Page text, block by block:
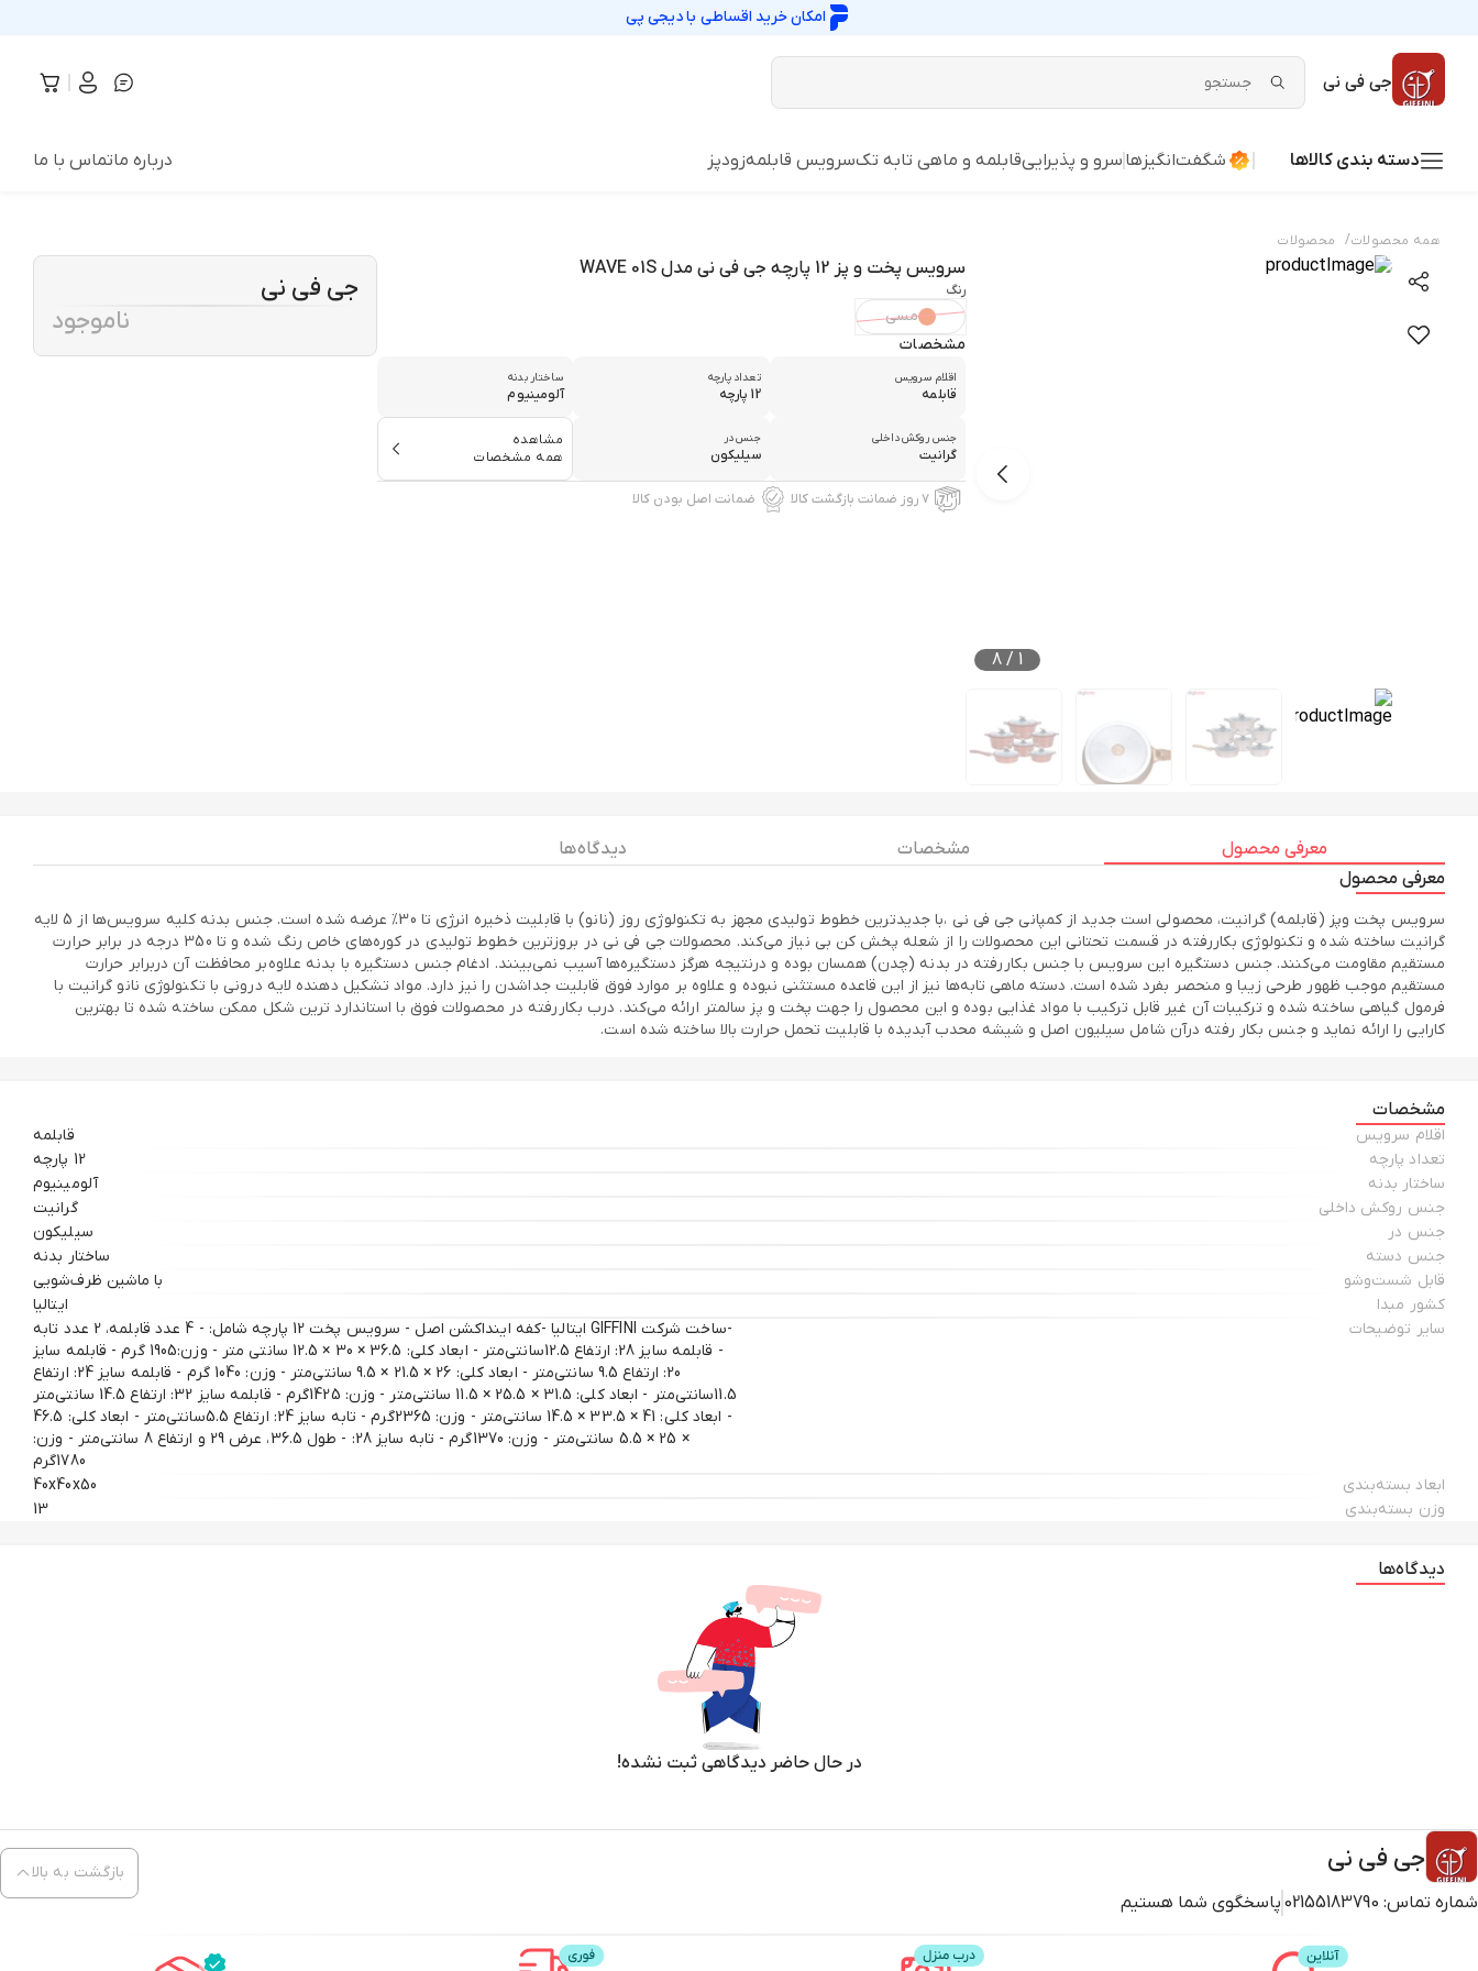
امکان خرید اقساطی بادیجی پی
جی فی نی
دسته بندی کالاها شگفت‌انگیزها سرو و پذیراییقابلمه و ماهی تابه تکسرویس قابلمهزودپز درباره ماتماس با ما
همه محصولات/ محصولات
1
/
8
سرویس پخت و پز 12 پارچه جی فی نی مدل WAVE 01S
رنگ
مسی
مشخصات
اقلام سرویس
قابلمه
تعداد پارچه
12 پارچه
ساختار بدنه
آلومینیوم
جنس روکش داخلی
گرانیت
جنس در
سیلیکون
مشاهده
همه مشخصات
۷ روز ضمانت بازگشت کالا ضمانت اصل بودن کالا
جی فی نی
ناموجود
معرفی محصول مشخصات
دیدگاه ها
معرفی محصول
سرویس پخت وپز (قابلمه) گرانیت، محصولی است جدید از کمپانی جی فی نی ،با جدیدترین خطوط تولیدی مجهز به تکنولوژی روز (نانو) با قابلیت ذخیره انرژی تا 30% عرضه شده است. جنس بدنه کلیه سرویس‌ها از 5 لایه
گرانیت ساخته شده و تکنولوژی بکاررفته در قسمت تحتانی این محصولات را از شعله پخش کن بی نیاز می‌کند. محصولات جی فی نی در بروزترین خطوط تولیدی در کوره‌های خاص رنگ شده و تا 350 درجه در برابر حرارت
مستقیم مقاومت می‌کنند. جنس دستگیره این سرویس با جنس بکاررفته در بدنه (چدن) همسان بوده و درنتیجه هرگز دستگیره‌ها آسیب نمی‌بینند. ادغام جنس دستگیره با بدنه علاوه‌بر محافظت آن دربرابر حرارت
مستقیم موجب ظهور طرحی زیبا و منحصر بفرد شده است. دسته ماهی تابه‌ها نیز از این قاعده مستثنی نبوده و علاوه بر موارد فوق قابلیت جداشدن را نیز دارد. مواد تشکیل دهنده لایه درونی با تکنولوژی نانو گرانیت با
فرمول گیاهی ساخته شده و ترکیبات آن غیر قابل ترکیب با مواد غذایی بوده و این محصول را جهت پخت و پز سالمتر ارائه می‌کند. درب بکاررفته در محصولات فوق با استاندارد ترین شکل ممکن ساخته شده تا بهترین
کارایی را ارائه نماید و جنس بکار رفته درآن شامل سیلیون اصل و شیشه محدب آبدیده با قابلیت تحمل حرارت بالا ساخته شده است.
مشخصات
اقلام سرویس
قابلمه
تعداد پارچه
12 پارچه
ساختار بدنه
آلومینیوم
جنس روکش داخلی
گرانیت
جنس در
سیلیکون
جنس دسته
ساختار بدنه
قابل شست‌و‌شو
با ماشین ظرف‌شویی
کشور مبدا
ایتالیا
سایر توضیحات
-ساخت شرکت GIFFINI ایتالیا -کفه اینداکشن اصل - سرویس پخت 12 پارچه شامل: - 4 عدد قابلمه، 2 عدد تابه
- قابلمه سایز 28: ارتفاع 12.5سانتی‌متر - ابعاد کلی: 36.5 × 30 × 12.5 سانتی متر - وزن:1905 گرم - قابلمه سایز
20: ارتفاع 9.5 سانتی‌متر - ابعاد کلی: 26 × 21.5 × 9.5 سانتی‌متر - وزن: 1040 گرم - قابلمه سایز 24: ارتفاع
11.5سانتی‌متر - ابعاد کلی: 31.5 × 25.5 × 11.5 سانتی‌متر - وزن: 1425گرم - قابلمه سایز 32: ارتفاع 14.5 سانتی‌متر
- ابعاد کلی: 41 × 33.5 × 14.5 سانتی‌متر - وزن: 2365گرم - تابه سایز 24: ارتفاع 5.5سانتی‌متر - ابعاد کلی: 46.5
× 25 × 5.5 سانتی‌متر - وزن: 1370گرم - تابه سایز 28: - طول 36.5، عرض 29 و ارتفاع 8 سانتی‌متر - وزن:
1780گرم
ابعاد بسته‌بندی
40x40x50
وزن بسته‌بندی
13
دیدگاه‌ها
در حال حاضر دیدگاهی ثبت نشده!
جی فی نی
شماره تماس: 02155183790 پاسخگوی شما هستیم
بازگشت به بالا